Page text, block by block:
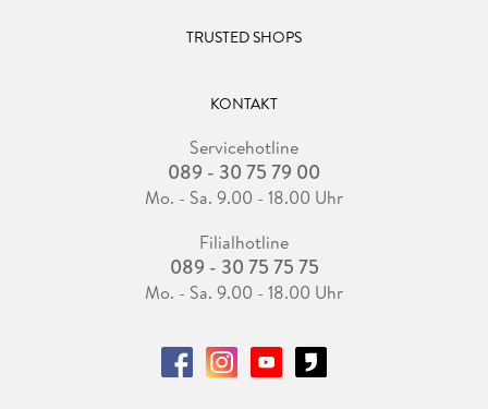
TRUSTED SHOPS
KONTAKT
Servicehotline
089 - 30 75 79 00
Mo. - Sa. 9.00 - 18.00 Uhr
Filialhotline
089 - 30 75 75 75
Mo. - Sa. 9.00 - 18.00 Uhr